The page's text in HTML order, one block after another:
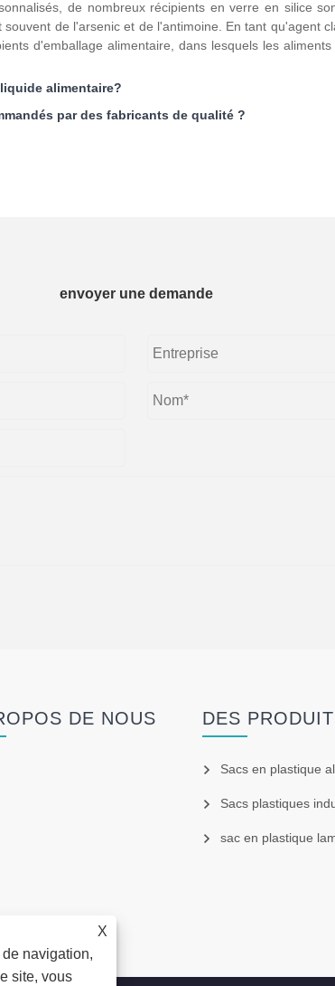
de nombreux récipients en verre en silice
de l'arsenic et de l'antimoine. En tant qu'agent
d'emballage alimentaire, dans lesquels les
alimentaire?
par des fabricants de qualité ?
envoyer une demande
X
navigation,
site, vous
DE NOUS DES
Sacs en plastique
Sacs plastiques
sac en plastique